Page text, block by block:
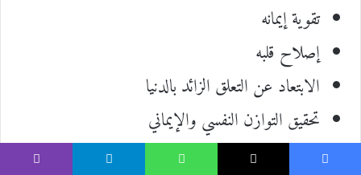
تقوية إيمانه
إصلاح قلبه
الابتعاد عن التعلق الزائد بالدنيا
تحقيق التوازن النفسي والإيماني
فالطمأنينة ليست في كثرة المال أو المظاهر، بل في قرب